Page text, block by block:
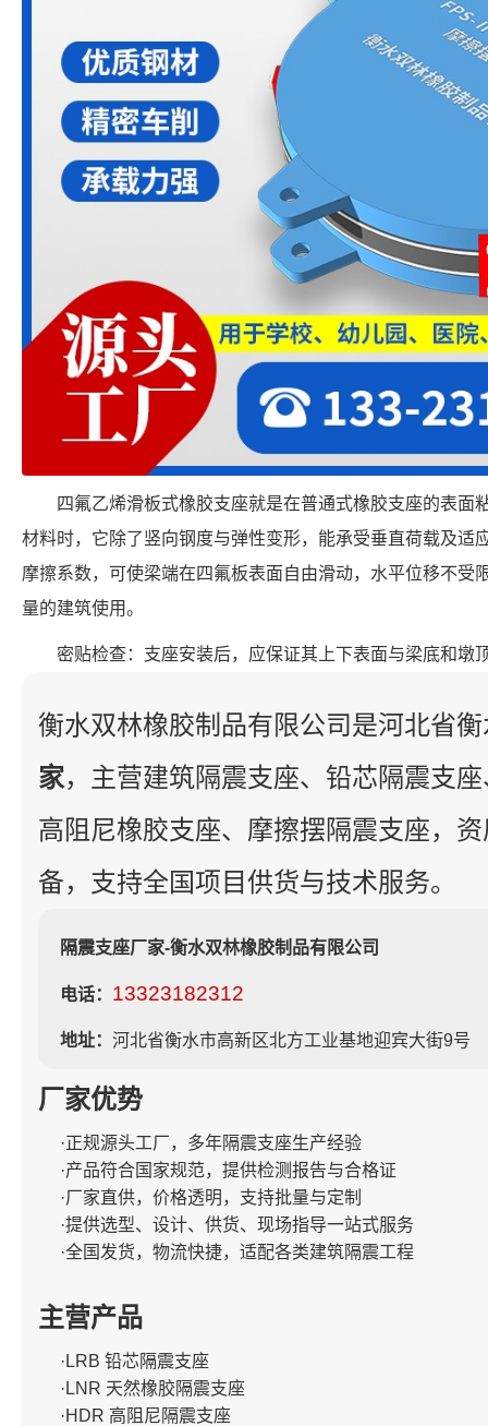
四氟乙烯滑板式橡胶支座就是在普通式橡胶支座的表面
材料时，它除了竖向钢度与弹性变形，能承受垂直荷载及适
摩擦系数，可使梁端在四氟板表面自由滑动，水平位移不受
量的建筑使用。
密贴检查：支座安装后，应保证其上下表面与梁底和墩
衡水双林橡胶制品有限公司是河北省
家，主营建筑隔震支座、铅芯隔震支
高阻尼橡胶支座、摩擦摆隔震支座，
备，支持全国项目供货与技术服务。
隔震支座厂家-衡水双林橡胶制品有限公司
电话： 13323182312
地址： 河北省衡水市高新区北方工业基地迎宾大街9号
厂家优势
·正规源头工厂，多年隔震支座生产经验
·产品符合国家规范，提供检测报告与合格证
·厂家直供，价格透明，支持批量与定制
·提供选型、设计、供货、现场指导一站式服务
·全国发货，物流快捷，适配各类建筑隔震工程
主营产品
·LRB 铅芯隔震支座
·LNR 天然橡胶隔震支座
·HDR 高阻尼隔震支座